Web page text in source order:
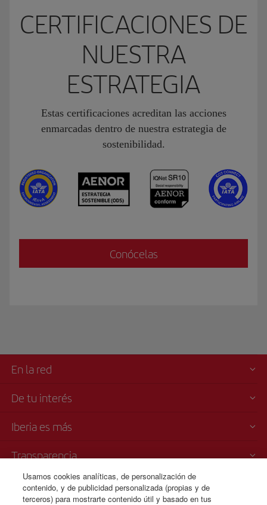
CERTIFICACIONES DE
NUESTRA
ESTRATEGIA
Estas certificaciones acreditan las acciones
enmarcadas dentro de nuestra estrategia de
sostenibilidad.
Conócelas
En la red
De tu interés
Iberia es más
Transparencia
Venta telefónica
Usamos cookies analíticas, de personalización de
contenido, y de publicidad personalizada (propias y de
terceros) para mostrarte contenido útil y basado en tus